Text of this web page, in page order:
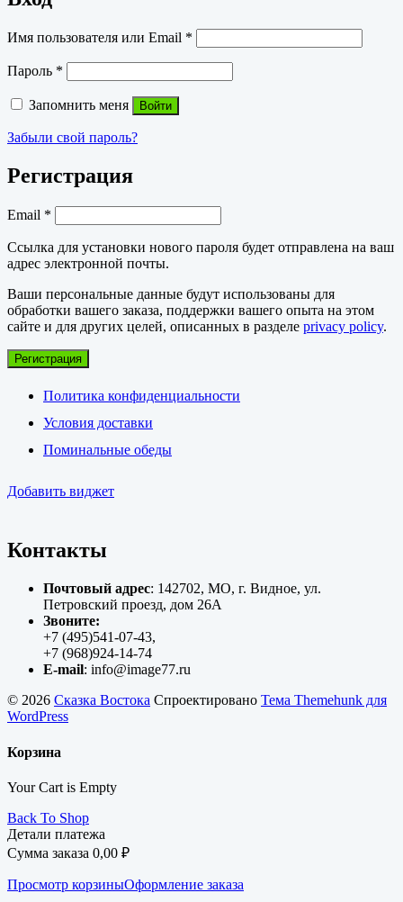
Имя пользователя или Email *
Пароль *
Запомнить меня Войти
Забыли свой пароль?
Регистрация
Email *
Ссылка для установки нового пароля будет отправлена ​​на ваш
адрес электронной почты.
Ваши персональные данные будут использованы для
обработки вашего заказа, поддержки вашего опыта на этом
сайте и для других целей, описанных в разделе privacy policy.
Регистрация
Политика конфиденциальности
Условия доставки
Поминальные обеды
Добавить виджет
Контакты
Почтовый адрес: 142702, МО, г. Видное, ул.
Петровский проезд, дом 26А
Звоните:
+7 (495)541-07-43,
+7 (968)924-14-74
E-mail: info@image77.ru
© 2026 Сказка Востока Спроектировано Тема Themehunk для
WordPress
Корзина
Your Cart is Empty
Back To Shop
Детали платежа
Сумма заказа 0,00 ₽
Просмотр корзиныОформление заказа